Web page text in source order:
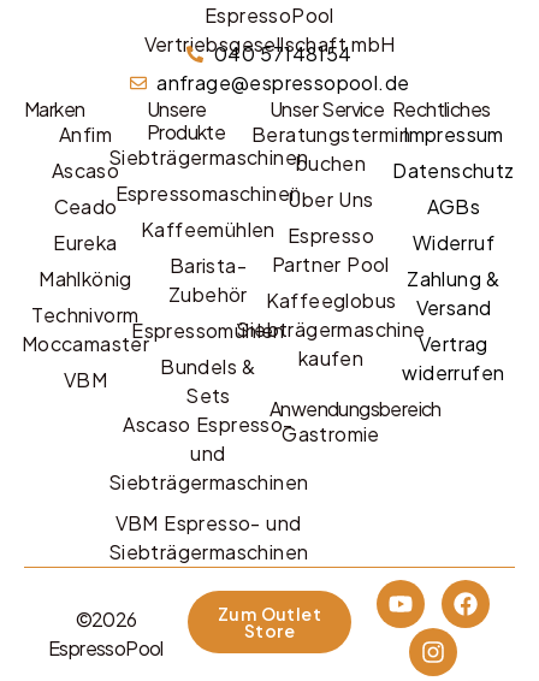
EspressoPool
Vertriebsgesellschaft mbH
040 57148154
anfrage@espressopool.de
Marken
Anfim
Ascaso
Ceado
Eureka
Mahlkönig
Technivorm
Moccamaster
VBM
Unsere
Produkte
Siebträgermaschinen
Espressomaschinen
Kaffeemühlen
Barista-
Zubehör
Espressomühlen
Bundels &
Sets
Ascaso Espresso-
und
Siebträgermaschinen
VBM Espresso- und
Siebträgermaschinen
Unser Service
Beratungstermin
buchen
Über Uns
Espresso
Partner Pool
Kaffeeglobus
Siebträgermaschine
kaufen
Anwendungsbereich
Gastromie
Rechtliches
Impressum
Datenschutz
AGBs
Widerruf
Zahlung &
Versand
Vertrag
widerrufen
©2026
EspressoPool
Zum Outlet
Store